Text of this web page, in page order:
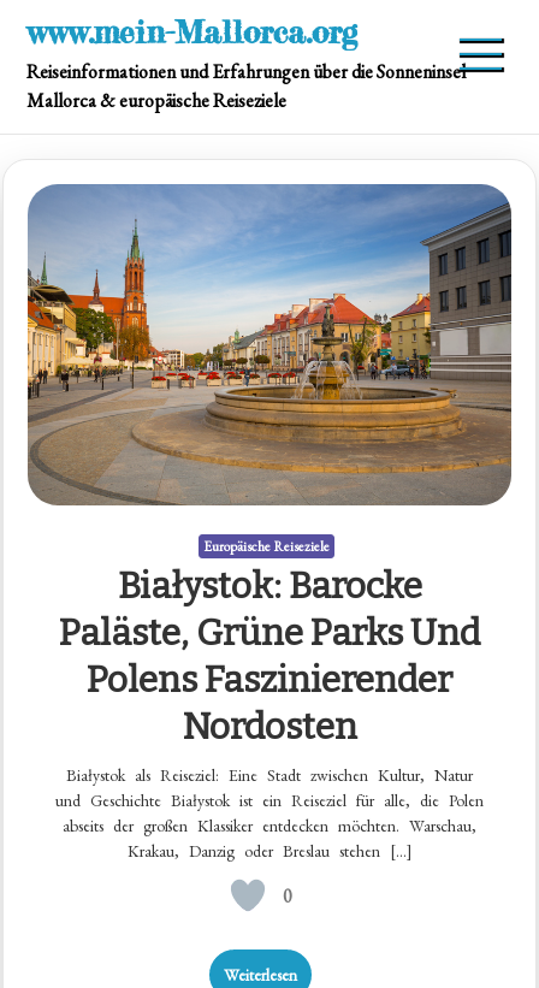
content
www.mein-Mallorca.org
Reiseinformationen und Erfahrungen über die Sonneninsel
Mallorca & europäische Reiseziele
Europäische Reiseziele
Białystok: Barocke
Paläste, Grüne Parks Und
Polens Faszinierender
Nordosten
Białystok als Reiseziel: Eine Stadt zwischen Kultur, Natur
und Geschichte Białystok ist ein Reiseziel für alle, die Polen
abseits der großen Klassiker entdecken möchten. Warschau,
Krakau, Danzig oder Breslau stehen […]
0
Weiterlesen